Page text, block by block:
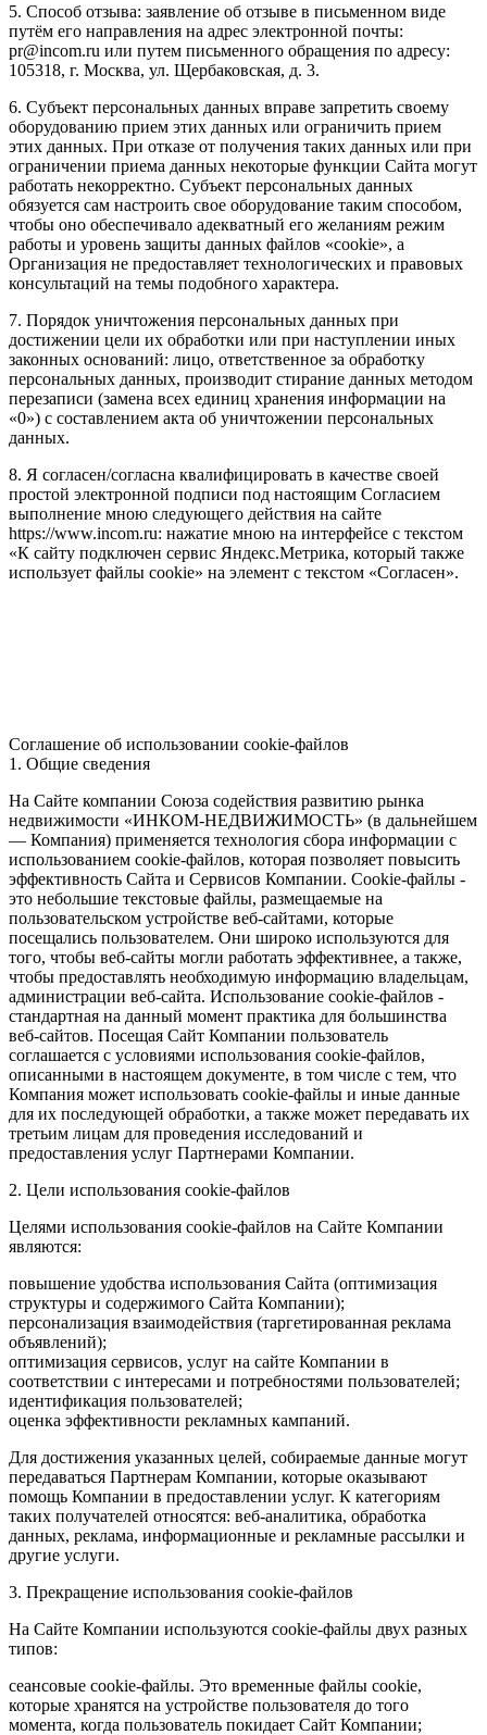
5. Способ отзыва: заявление об отзыве в письменном виде
путём его направления на адрес электронной почты:
pr@incom.ru или путем письменного обращения по адресу:
105318, г. Москва, ул. Щербаковская, д. 3.
6. Субъект персональных данных вправе запретить своему
оборудованию прием этих данных или ограничить прием
этих данных. При отказе от получения таких данных или при
ограничении приема данных некоторые функции Сайта могут
работать некорректно. Субъект персональных данных
обязуется сам настроить свое оборудование таким способом,
чтобы оно обеспечивало адекватный его желаниям режим
работы и уровень защиты данных файлов «cookie», а
Организация не предоставляет технологических и правовых
консультаций на темы подобного характера.
7. Порядок уничтожения персональных данных при
достижении цели их обработки или при наступлении иных
законных оснований: лицо, ответственное за обработку
персональных данных, производит стирание данных методом
перезаписи (замена всех единиц хранения информации на
«0») с составлением акта об уничтожении персональных
данных.
8. Я согласен/согласна квалифицировать в качестве своей
простой электронной подписи под настоящим Согласием
выполнение мною следующего действия на сайте
https://www.incom.ru: нажатие мною на интерфейсе с текстом
«К сайту подключен сервис Яндекс.Метрика, который также
использует файлы cookie» на элемент с текстом «Согласен».
Соглашение об использовании cookie-файлов
1. Общие сведения
На Сайте компании Союза содействия развитию рынка
недвижимости «ИНКОМ-НЕДВИЖИМОСТЬ» (в дальнейшем
— Компания) применяется технология сбора информации с
использованием cookie-файлов, которая позволяет повысить
эффективность Сайта и Сервисов Компании. Сookie-файлы -
это небольшие текстовые файлы, размещаемые на
пользовательском устройстве веб-сайтами, которые
посещались пользователем. Они широко используются для
того, чтобы веб-сайты могли работать эффективнее, а также,
чтобы предоставлять необходимую информацию владельцам,
администрации веб-сайта. Использование cookie-файлов -
стандартная на данный момент практика для большинства
веб-сайтов. Посещая Сайт Компании пользователь
соглашается с условиями использования cookie-файлов,
описанными в настоящем документе, в том числе с тем, что
Компания может использовать cookie-файлы и иные данные
для их последующей обработки, а также может передавать их
третьим лицам для проведения исследований и
предоставления услуг Партнерами Компании.
2. Цели использования cookie-файлов
Целями использования cookie-файлов на Сайте Компании
являются:
повышение удобства использования Сайта (оптимизация
структуры и содержимого Сайта Компании);
персонализация взаимодействия (таргетированная реклама
объявлений);
оптимизация сервисов, услуг на сайте Компании в
соответствии с интересами и потребностями пользователей;
идентификация пользователей;
оценка эффективности рекламных кампаний.
Для достижения указанных целей, собираемые данные могут
передаваться Партнерам Компании, которые оказывают
помощь Компании в предоставлении услуг. К категориям
таких получателей относятся: веб-аналитика, обработка
данных, реклама, информационные и рекламные рассылки и
другие услуги.
3. Прекращение использования cookie-файлов
На Сайте Компании используются cookie-файлы двух разных
типов:
сеансовые cookie-файлы. Это временные файлы cookie,
которые хранятся на устройстве пользователя до того
момента, когда пользователь покидает Сайт Компании;